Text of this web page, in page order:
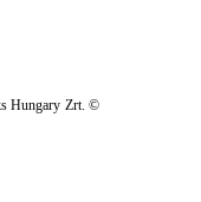
Hungary Zrt. ©